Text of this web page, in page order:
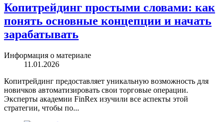
Копитрейдинг простыми словами: как
понять основные концепции и начать
зарабатывать
Информация о материале
11.01.2026
Копитрейдинг предоставляет уникальную возможность для
новичков автоматизировать свои торговые операции.
Эксперты академии FinRex изучили все аспекты этой
стратегии, чтобы по...